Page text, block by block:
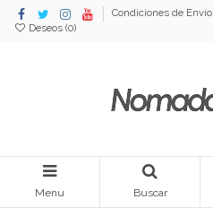
Condiciones de Envío
Deseos (0)
Menu Buscar